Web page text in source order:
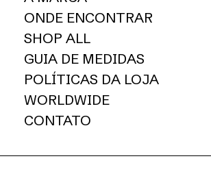
ONDE ENCONTRAR
SHOP ALL
GUIA DE MEDIDAS
POLÍTICAS DA LOJA
WORLDWIDE
CONTATO